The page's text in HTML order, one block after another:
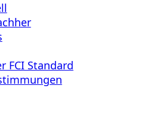
FCI Standard